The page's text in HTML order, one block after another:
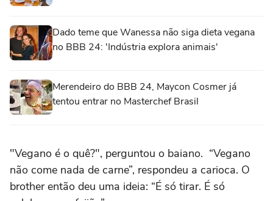
Dado teme que Wanessa não siga dieta vegana
no BBB 24: 'Indústria explora animais'
Merendeiro do BBB 24, Maycon Cosmer já
tentou entrar no Masterchef Brasil
"Vegano é o quê?", perguntou o baiano. “Vegano
não come nada de carne”, respondeu a carioca. O
brother então deu uma ideia: “É só tirar. É só